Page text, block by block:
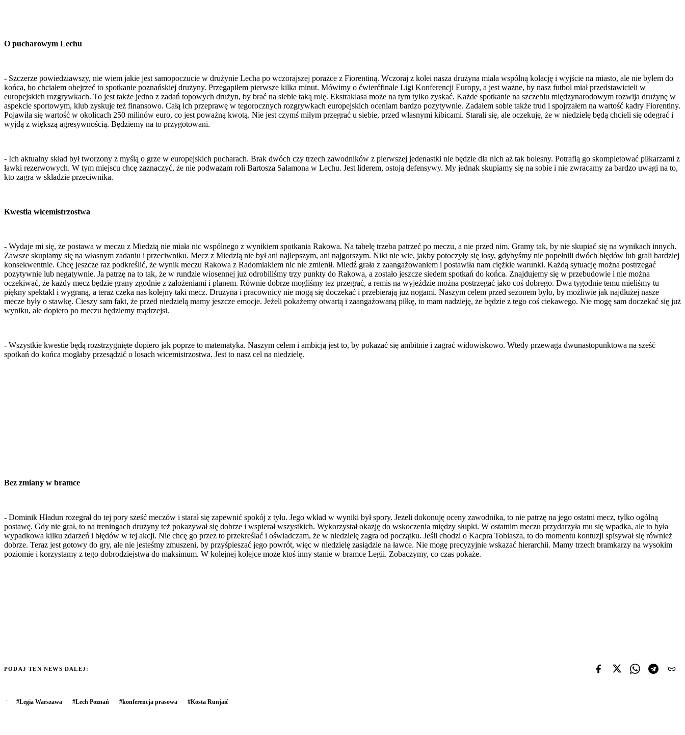
O pucharowym Lechu
- Szczerze powiedziawszy, nie wiem jakie jest samopoczucie w drużynie Lecha po wczorajszej porażce z Fiorentiną. Wczoraj z kolei nasza drużyna miała wspólną kolację i wyjście na miasto, ale nie byłem do
końca, bo chciałem obejrzeć to spotkanie poznańskiej drużyny. Przegapiłem pierwsze kilka minut. Mówimy o ćwierćfinale Ligi Konferencji Europy, a jest ważne, by nasz futbol miał przedstawicieli w
europejskich rozgrywkach. To jest także jedno z zadań topowych drużyn, by brać na siebie taką rolę. Ekstraklasa może na tym tylko zyskać. Każde spotkanie na szczeblu międzynarodowym rozwija drużynę w
aspekcie sportowym, klub zyskuje też finansowo. Całą ich przeprawę w tegorocznych rozgrywkach europejskich oceniam bardzo pozytywnie. Zadałem sobie także trud i spojrzałem na wartość kadry Fiorentiny.
Pojawiła się wartość w okolicach 250 milinów euro, co jest poważną kwotą. Nie jest czymś miłym przegrać u siebie, przed własnymi kibicami. Starali się, ale oczekuję, że w niedzielę będą chcieli się odegrać i
wyjdą z większą agresywnością. Będziemy na to przygotowani.
- Ich aktualny skład był tworzony z myślą o grze w europejskich pucharach. Brak dwóch czy trzech zawodników z pierwszej jedenastki nie będzie dla nich aż tak bolesny. Potrafią go skompletować piłkarzami z
ławki rezerwowych. W tym miejscu chcę zaznaczyć, że nie podważam roli Bartosza Salamona w Lechu. Jest liderem, ostoją defensywy. My jednak skupiamy się na sobie i nie zwracamy za bardzo uwagi na to,
kto zagra w składzie przeciwnika.
Kwestia wicemistrzostwa
- Wydaje mi się, że postawa w meczu z Miedzią nie miała nic wspólnego z wynikiem spotkania Rakowa. Na tabelę trzeba patrzeć po meczu, a nie przed nim. Gramy tak, by nie skupiać się na wynikach innych.
Zawsze skupiamy się na własnym zadaniu i przeciwniku. Mecz z Miedzią nie był ani najlepszym, ani najgorszym. Nikt nie wie, jakby potoczyły się losy, gdybyśmy nie popełnili dwóch błędów lub grali bardziej
konsekwentnie. Chcę jeszcze raz podkreślić, że wynik meczu Rakowa z Radomiakiem nic nie zmienił. Miedź grała z zaangażowaniem i postawiła nam ciężkie warunki. Każdą sytuację można postrzegać
pozytywnie lub negatywnie. Ja patrzę na to tak, że w rundzie wiosennej już odrobiliśmy trzy punkty do Rakowa, a zostało jeszcze siedem spotkań do końca. Znajdujemy się w przebudowie i nie można
oczekiwać, że każdy mecz będzie grany zgodnie z założeniami i planem. Równie dobrze mogliśmy tez przegrać, a remis na wyjeździe można postrzegać jako coś dobrego. Dwa tygodnie temu mieliśmy tu
piękny spektakl i wygraną, a teraz czeka nas kolejny taki mecz. Drużyna i pracownicy nie mogą się doczekać i przebierają już nogami. Naszym celem przed sezonem było, by możliwie jak najdłużej nasze
mecze były o stawkę. Cieszy sam fakt, że przed niedzielą mamy jeszcze emocje. Jeżeli pokażemy otwartą i zaangażowaną piłkę, to mam nadzieję, że będzie z tego coś ciekawego. Nie mogę sam doczekać się już
wyniku, ale dopiero po meczu będziemy mądrzejsi.
- Wszystkie kwestie będą rozstrzygnięte dopiero jak poprze to matematyka. Naszym celem i ambicją jest to, by pokazać się ambitnie i zagrać widowiskowo. Wtedy przewaga dwunastopunktowa na sześć
spotkań do końca mogłaby przesądzić o losach wicemistrzostwa. Jest to nasz cel na niedzielę.
Bez zmiany w bramce
- Dominik Hładun rozegrał do tej pory sześć meczów i starał się zapewnić spokój z tyłu. Jego wkład w wyniki był spory. Jeżeli dokonuję oceny zawodnika, to nie patrzę na jego ostatni mecz, tylko ogólną
postawę. Gdy nie grał, to na treningach drużyny też pokazywał się dobrze i wspierał wszystkich. Wykorzystał okazję do wskoczenia między słupki. W ostatnim meczu przydarzyła mu się wpadka, ale to była
wypadkowa kilku zdarzeń i błędów w tej akcji. Nie chcę go przez to przekreślać i oświadczam, że w niedzielę zagra od początku. Jeśli chodzi o Kacpra Tobiasza, to do momentu kontuzji spisywał się również
dobrze. Teraz jest gotowy do gry, ale nie jesteśmy zmuszeni, by przyśpieszać jego powrót, więc w niedzielę zasiądzie na ławce. Nie mogę precyzyjnie wskazać hierarchii. Mamy trzech bramkarzy na wysokim
poziomie i korzystamy z tego dobrodziejstwa do maksimum. W kolejnej kolejce może ktoś inny stanie w bramce Legii. Zobaczymy, co czas pokaże.
PODAJ TEN NEWS DALEJ:
#Legia Warszawa #Lech Poznań #konferencja prasowa #Kosta Runjaić